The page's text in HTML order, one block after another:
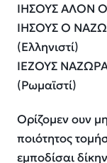
ΙΗΣΟΥΣ ΑΛΟΝ Ο
ΙΗΣΟΥΣ Ο
(Ελληνιστί)
ΙΕΖΟΥΣ
(Ρωμαϊστί)
Ορίζομεν ουν
ποιότητος
εμποδίσαι